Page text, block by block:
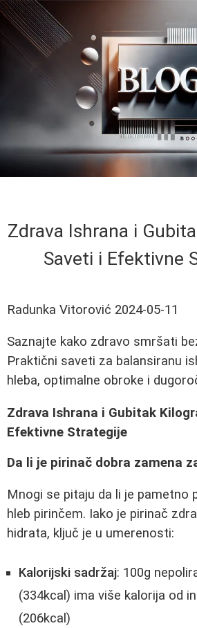
Zdrava Ishrana i
Saveti i Efektivne
Radunka Vitorović 2024-05-11
Saznajte kako zdravo smršati
Praktični saveti za balansiranu
hleba, optimalne obroke i
Zdrava Ishrana i Gubitak
Efektivne Strategije
Da li je pirinač dobra zamena
Mnogi se pitaju da li je pametno
hleb pirinčem. Iako je pirinač
hidrata, ključ je u umerenosti:
Kalorijski sadržaj: 100g
(334kcal) ima više kalorija od
(206kcal)